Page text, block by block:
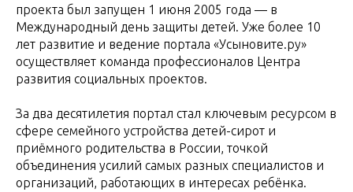
проекта был запущен 1 июня 2005 года — в
Международный день защиты детей. Уже более 10
лет развитие и ведение портала «Усыновите.ру»
осуществляет команда профессионалов Центра
развития социальных проектов.
За два десятилетия портал стал ключевым ресурсом в
сфере семейного устройства детей-сирот и
приёмного родительства в России, точкой
объединения усилий самых разных специалистов и
организаций, работающих в интересах ребёнка.